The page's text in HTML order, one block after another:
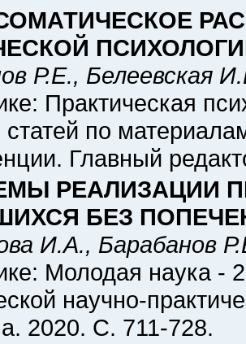
Р.Е., Белеевская
Практическая
по
Главный
РЕАЛИЗАЦИИ
БЕЗ
И.А., Барабанов
Молодая наука -
научно-
2020. С. 711-728.